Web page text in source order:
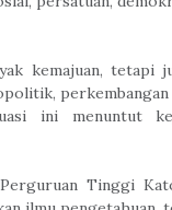
kemajuan, tetapi
ini menuntut
Tinggi